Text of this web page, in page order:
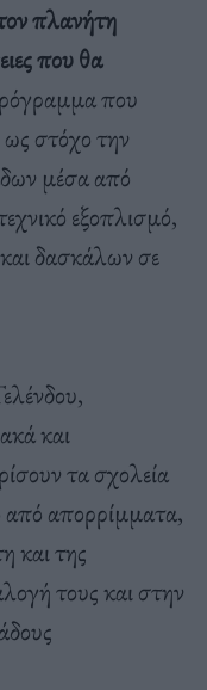
πλανήτη
που θα
που
ως στόχο την
μέσα από
εξοπλισμό,
δασκάλων σε
και
τα σχολεία
από απορρίμματα,
και της
τους και στην